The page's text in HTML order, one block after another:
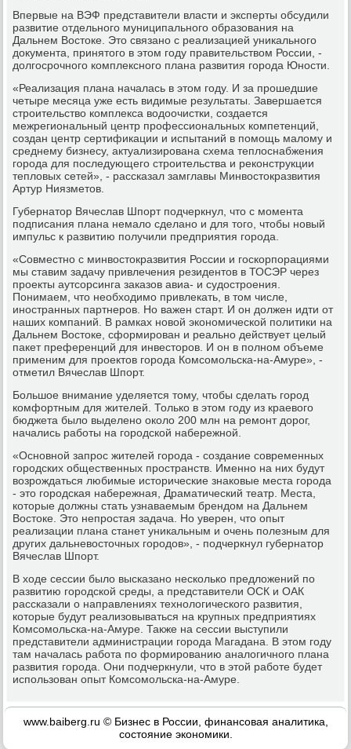
Впервые на ВЭФ представители власти и эксперты обсудили
развитие отдельного муниципального образования на
Дальнем Востоке. Это связано с реализацией уникального
документа, принятого в этом году правительством России, -
долгосрочного комплексного плана развития города Юности.
«Реализация плана началась в этом году. И за прошедшие
четыре месяца уже есть видимые результаты. Завершается
строительство комплекса водоочистки, создается
межрегиональный центр профессиональных компетенций,
создан центр сертификации и испытаний в помощь малому и
среднему бизнесу, актуализирована схема теплоснабжения
города для последующего строительства и реконструкции
тепловых сетей», - рассказал замглавы Минвостокразвития
Артур Ниязметов.
Губернатор Вячеслав Шпорт подчеркнул, что с момента
подписания плана немало сделано и для того, чтобы новый
импульс к развитию получили предприятия города.
«Совместно с минвостокразвития России и госкорпорациями
мы ставим задачу привлечения резидентов в ТОСЭР через
проекты аутсорсинга заказов авиа- и судостроения.
Понимаем, что необходимо привлекать, в том числе,
иностранных партнеров. Но важен старт. И он должен идти от
наших компаний. В рамках новой экономической политики на
Дальнем Востоке, сформирован и реально действует целый
пакет преференций для инвесторов. И он в полном объеме
применим для проектов города Комсомольска-на-Амуре», -
отметил Вячеслав Шпорт.
Большое внимание уделяется тому, чтобы сделать город
комфортным для жителей. Только в этом году из краевого
бюджета было выделено около 200 млн на ремонт дорог,
начались работы на городской набережной.
«Основной запрос жителей города - создание современных
городских общественных пространств. Именно на них будут
возрождаться любимые исторические знаковые места города
- это городская набережная, Драматический театр. Места,
которые должны стать узнаваемым брендом на Дальнем
Востоке. Это непростая задача. Но уверен, что опыт
реализации плана станет уникальным и очень полезным для
других дальневосточных городов», - подчеркнул губернатор
Вячеслав Шпорт.
В ходе сессии было высказано несколько предложений по
развитию городской среды, а представители ОСК и ОАК
рассказали о направлениях технологического развития,
которые будут реализовываться на крупных предприятиях
Комсомольска-на-Амуре. Также на сессии выступили
представители администрации города Магадана. В этом году
там началась работа по формированию аналогичного плана
развития города. Они подчеркнули, что в этой работе будет
использован опыт Комсомольска-на-Амуре.
www.baiberg.ru © Бизнес в России, финансовая аналитика,
состояние экономики.